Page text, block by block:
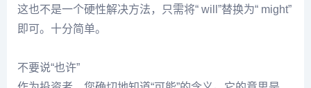
这也不是一个硬性解决方法，只需将“ will”替换为“ might”
即可。十分简单。
不要说“也许”